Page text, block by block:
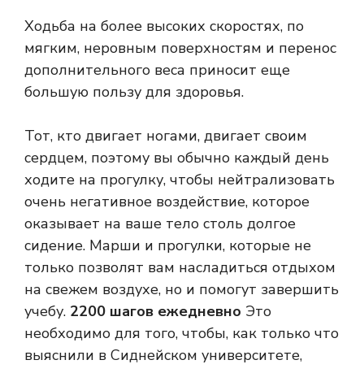
Ходьба на более высоких скоростях, по
мягким, неровным поверхностям и перенос
дополнительного веса приносит еще
большую пользу для здоровья.
Тот, кто двигает ногами, двигает своим
сердцем, поэтому вы обычно каждый день
ходите на прогулку, чтобы нейтрализовать
очень негативное воздействие, которое
оказывает на ваше тело столь долгое
сидение. Марши и прогулки, которые не
только позволят вам насладиться отдыхом
на свежем воздухе, но и помогут завершить
учебу. 2200 шагов ежедневно Это
необходимо для того, чтобы, как только что
выяснили в Сиднейском университете,